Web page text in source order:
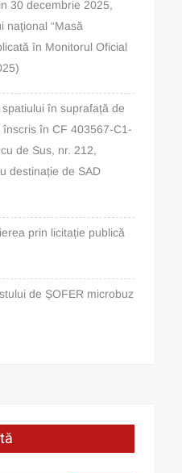
30 decembrie 2025,
naţional “Masă
în Monitorul Oficial
în suprafață de
în CF 403567-C1-
de Sus, nr. 212,
destinație de SAD
prin licitație publică
de ȘOFER microbuz